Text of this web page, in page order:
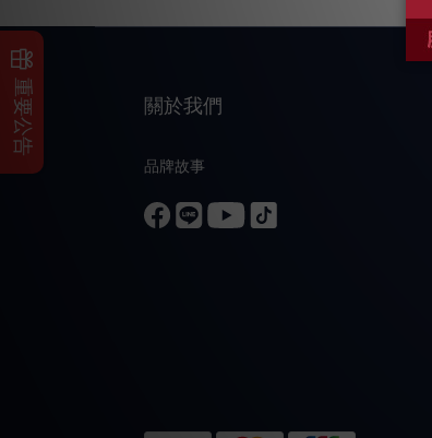
關於我們
品牌故事
重要公告